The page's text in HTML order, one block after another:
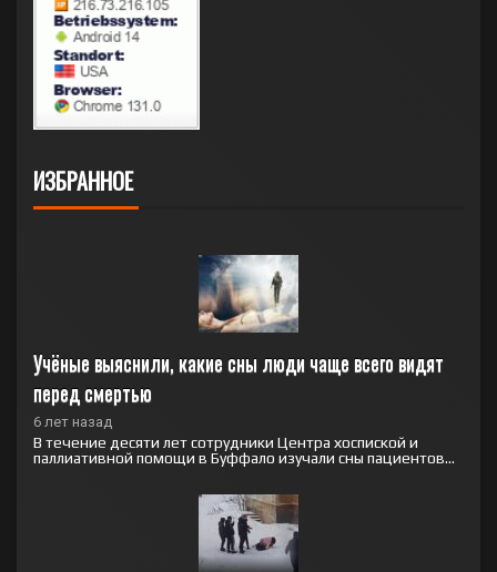
ИЗБРАННОЕ
Учёные выяснили, какие сны люди чаще всего видят
перед смертью
6 лет назад
В течение десяти лет сотрудники Центра хоспиской и
паллиативной помощи в Буффало изучали сны пациентов...